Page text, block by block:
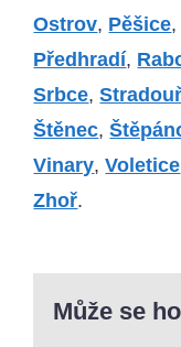
Ostrov, Pěšice,
Předhradí,
Srbce,
Štěnec,
Vinary,Voletice
Zhoř.
Může se